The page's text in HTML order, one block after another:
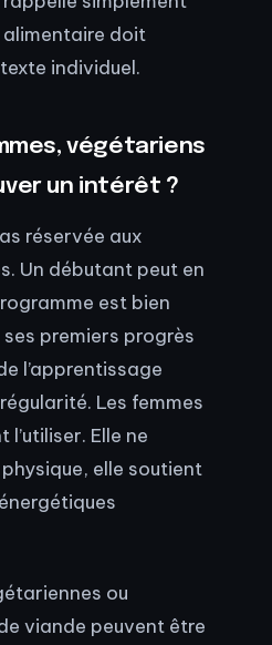
alimentaire doit
individuel.
végétariens
un intérêt ?
réservée aux
Un débutant peut en
est bien
premiers progrès
l’apprentissage
Les femmes
Elle ne
elle soutient
ou
viande peuvent être